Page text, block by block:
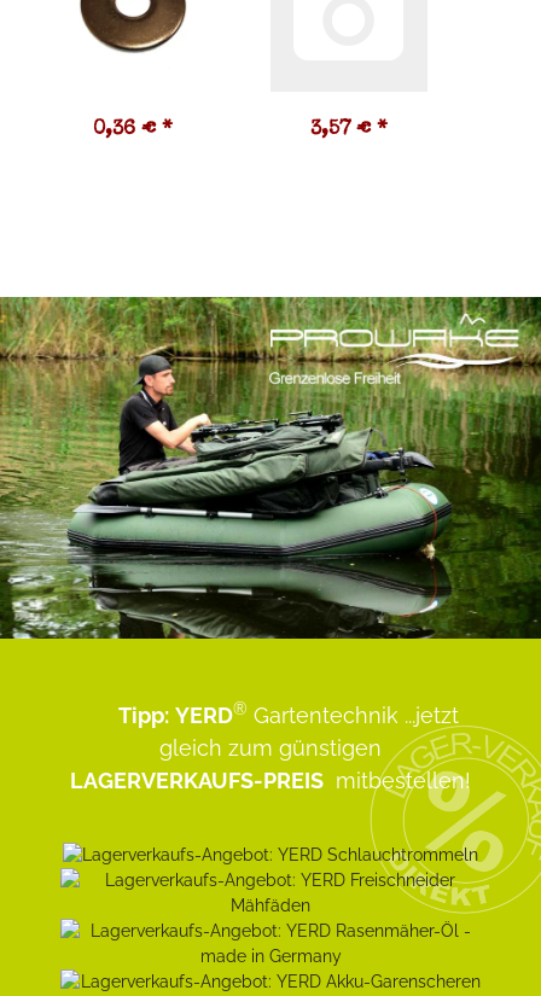
0,36 € * 3,57 € *
Tipp: YERD® Gartentechnik ...jetzt
gleich zum günstigen
LAGERVERKAUFS-PREIS mitbestellen!